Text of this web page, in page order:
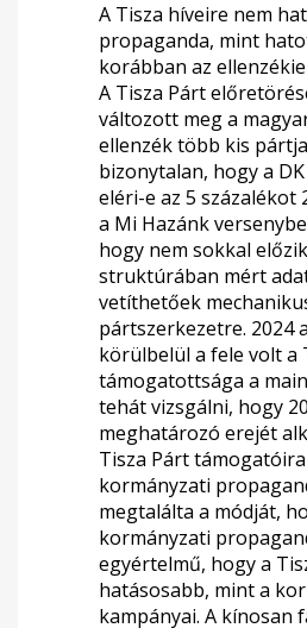
A Tisza híveire nem
propaganda, mint
korábban az
A Tisza Párt
változott meg a
ellenzék több kis
bizonytalan, hogy a
eléri-e az 5 százalékot
a Mi Hazánk
hogy nem sokkal
struktúrában mért
vetíthetőek
pártszerkezetre. 2024
körülbelül a fele volt a
támogatottsága a
tehát vizsgálni, hogy
meghatározó erejét
Tisza Párt
kormányzati
megtalálta a módját,
kormányzati
egyértelmű, hogy a
hatásosabb, mint a
kampányai. A kínosan